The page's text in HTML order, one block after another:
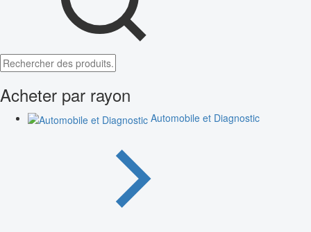
Acheter par rayon
Automobile et Diagnostic